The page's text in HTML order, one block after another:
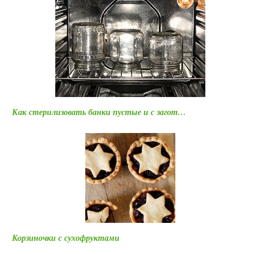
Как стерилизовать банки пустые и с загот…
Корзиночки с сухофруктами